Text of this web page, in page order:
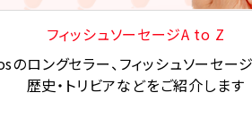
フィッシュソーセージA to Z
のロングセラー、フィッシュソーセー
歴史・トリビアなどをご紹介します